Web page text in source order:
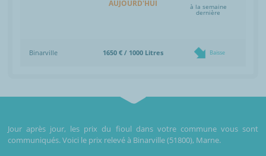
AUJOURD'HUI à la semaine
dernière
Binarville 1650 € / 1000 Litres Baisse
Jour après jour, les prix du fioul dans votre commune vous sont
communiqués. Voici le prix relevé à Binarville (51800), Marne.